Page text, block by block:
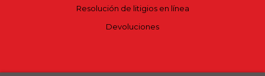
Resolución de litigios en línea
Devoluciones